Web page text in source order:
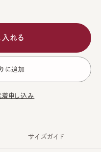
入れる
に追加
申し込み
サイズガイド